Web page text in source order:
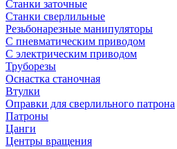
Станки заточные
Станки сверлильные
Резьбонарезные манипуляторы
С пневматическим приводом
С электрическим приводом
Труборезы
Оснастка станочная
Втулки
Оправки для сверлильного патрона
Патроны
Цанги
Центры вращения